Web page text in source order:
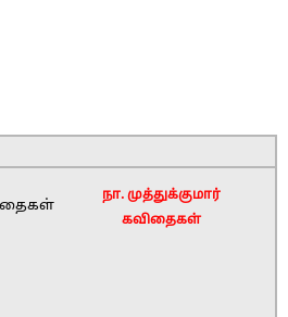
நா. முத்துக்குமார்
கவிதைகள்